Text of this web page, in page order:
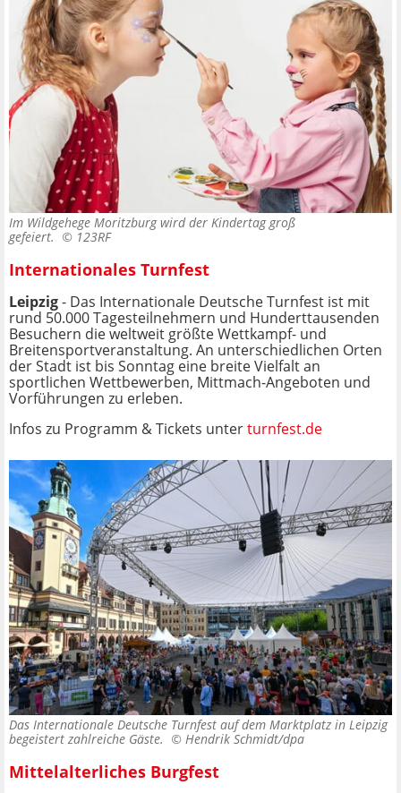
Im Wildgehege Moritzburg wird der Kindertag groß
gefeiert. © 123RF
Internationales Turnfest
Leipzig- Das Internationale Deutsche Turnfest ist mit
rund 50.000 Tagesteilnehmern und Hunderttausenden
Besuchern die weltweit größte Wettkampf- und
Breitensportveranstaltung. An unterschiedlichen Orten
der Stadt ist bis Sonntag eine breite Vielfalt an
sportlichen Wettbewerben, Mittmach-Angeboten und
Vorführungen zu erleben.
Infos zu Programm & Tickets unterturnfest.de
Das Internationale Deutsche Turnfest auf dem Marktplatz in Leipzig
begeistert zahlreiche Gäste. © Hendrik Schmidt/dpa
Mittelalterliches Burgfest